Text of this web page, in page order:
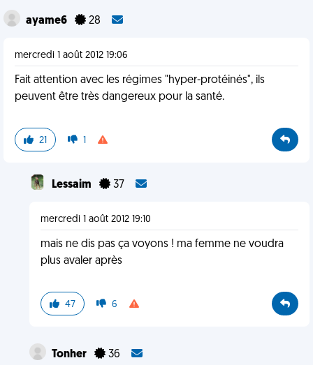
ayame6 28
mercredi 1 août 2012 19:06
Fait attention avec les régimes "hyper-protéinés", ils
peuvent être très dangereux pour la santé.
21 1
Lessaim 37
mercredi 1 août 2012 19:10
mais ne dis pas ça voyons ! ma femme ne voudra
plus avaler après
47 6
Tonher 36